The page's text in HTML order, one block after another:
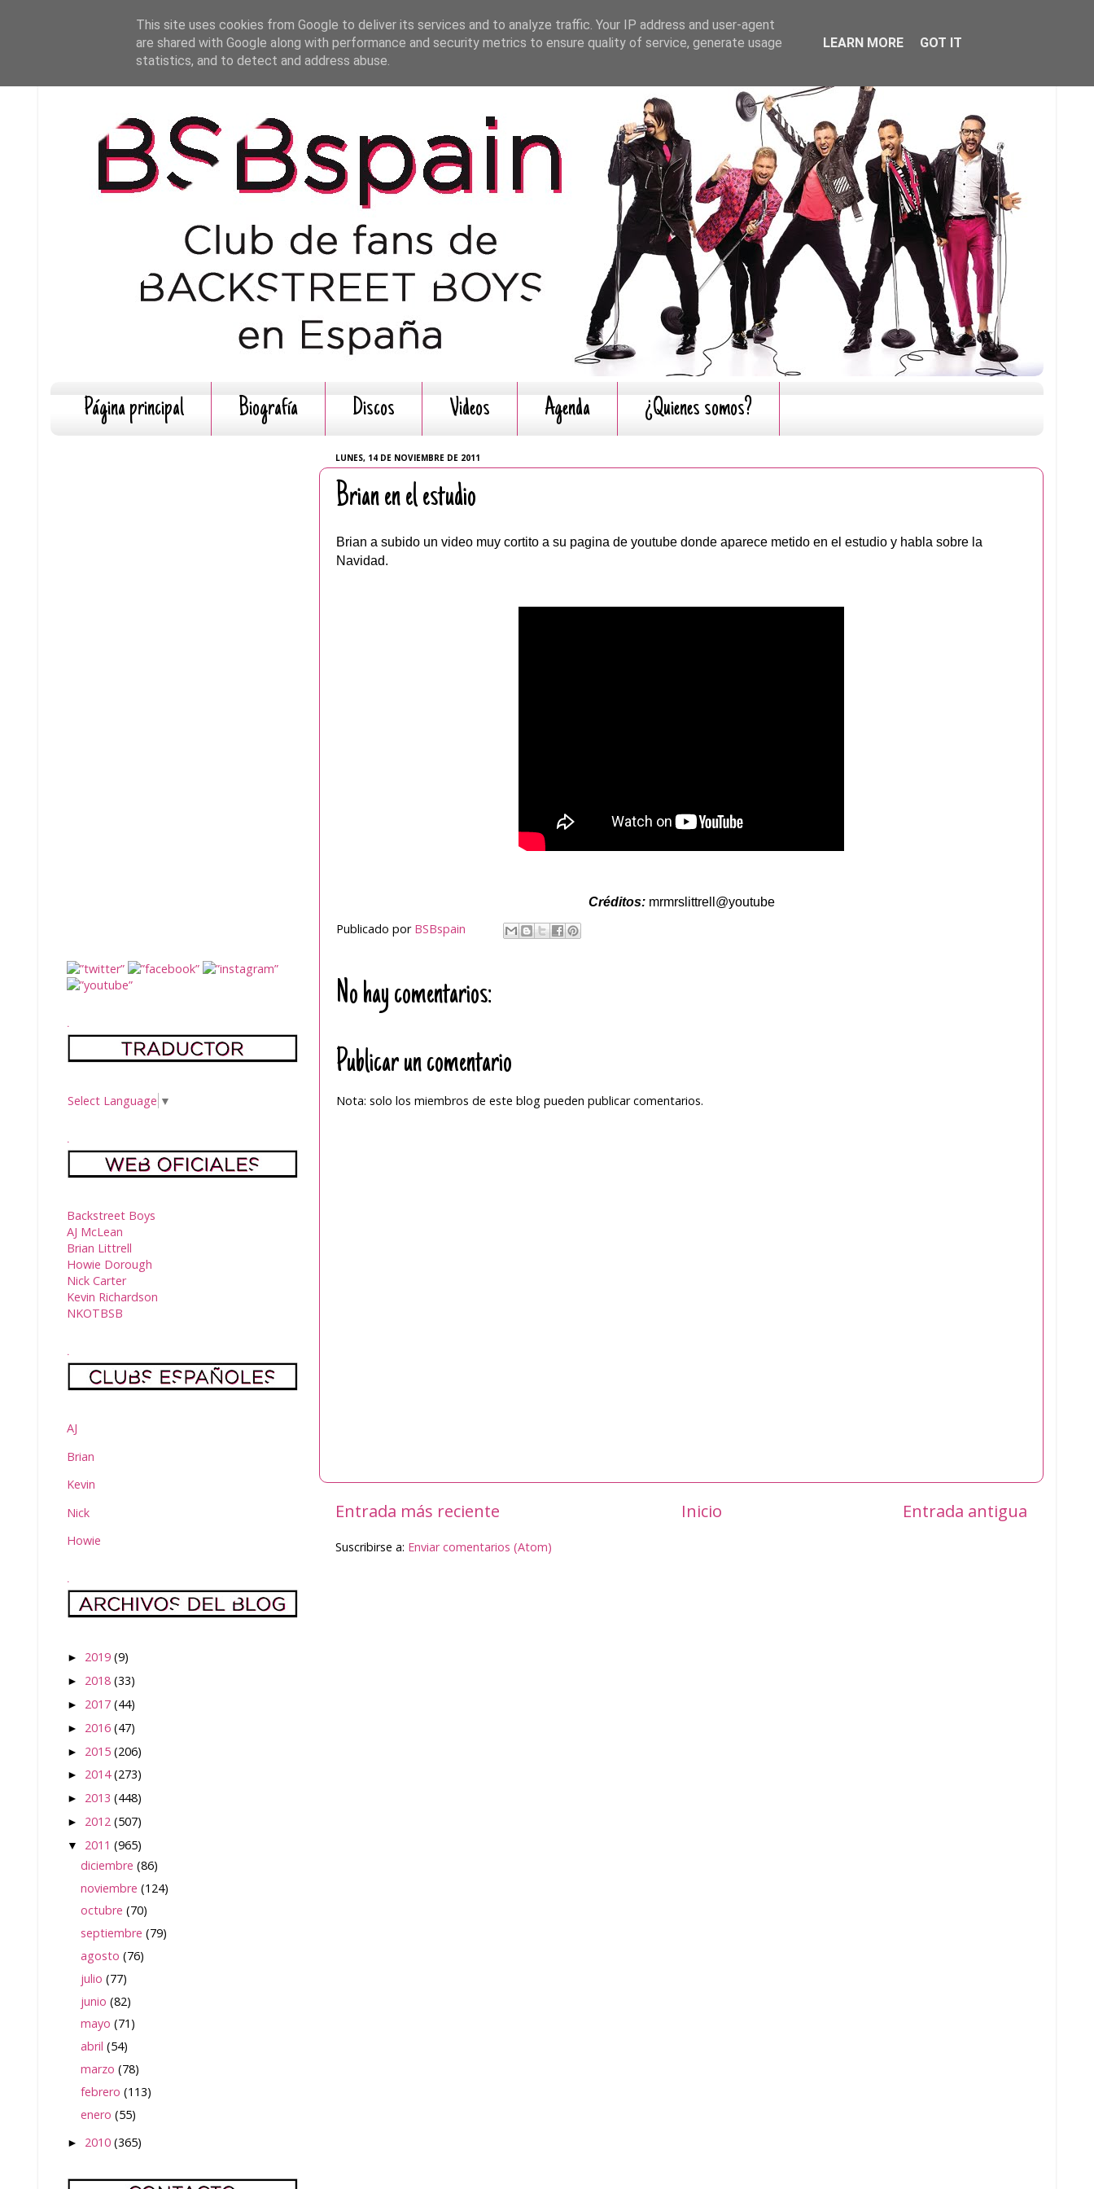
Página principal Biografía Discos Videos Agenda ¿Quienes somos?
LUNES, 14 DE NOVIEMBRE DE 2011
Brian en el estudio
Brian a subido un video muy cortito a su pagina de youtube donde aparece metido en el estudio y habla sobre la
Navidad.
Créditos:mrmrslittrell@youtube
Publicado por BSBspain
No hay comentarios:
Publicar un comentario
Nota: solo los miembros de este blog pueden publicar comentarios.
Entrada más reciente Entrada antigua
Inicio
Suscribirse a: Enviar comentarios (Atom)
.
Select Language ▼
.
Backstreet Boys
AJ McLean
Brian Littrell
Howie Dorough
Nick Carter
Kevin Richardson
NKOTBSB
.
AJ
Brian
Kevin
Nick
Howie
.
► 2019 (9)
► 2018 (33)
► 2017 (44)
► 2016 (47)
► 2015 (206)
► 2014(273)
► 2013 (448)
► 2012 (507)
▼ 2011 (965)
diciembre(86)
noviembre(124)
octubre(70)
septiembre(79)
agosto(76)
julio(77)
junio(82)
mayo(71)
abril(54)
marzo(78)
febrero(113)
enero(55)
► 2010 (365)
This site uses cookies from Google to deliver its services and to analyze traffic. Your IP address and user-agent
are shared with Google along with performance and security metrics to ensure quality of service, generate usage
statistics, and to detect and address abuse.
LEARN MORE GOT IT